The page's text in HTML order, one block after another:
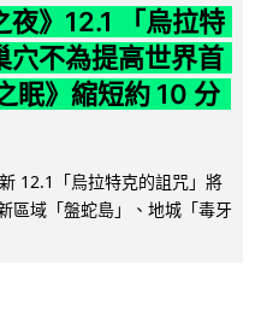
夜》12.1 「烏拉特
穴不為提高世界首
眠》縮短約 10 分
12.1「烏拉特克的詛咒」將
區域「盤蛇島」、地城「毒牙